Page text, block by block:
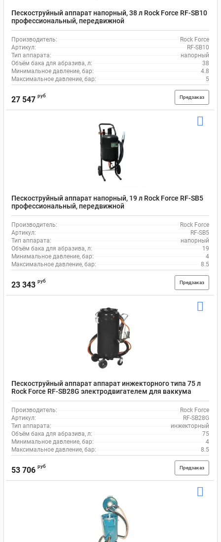
Пескоструйный аппарат напорный, 38 л Rock Force RF-SB10
профессиональный, передвижной
Производитель:
Rock Force
Артикул:
RF-SB10
Тип аппарата:
напорный
Объём бака для абразива, л:
38
Минимальное давление, бар:
4.8
Максимальное давление, бар:
5
27 547 руб Предзаказ
Пескоструйный аппарат напорный, 19 л Rock Force RF-SB5
профессиональный, передвижной
Производитель:
Rock Force
Артикул:
RF-SB5
Тип аппарата:
напорный
Объём бака для абразива, л:
19
Минимальное давление, бар:
4
Максимальное давление, бар:
8.5
23 343 руб Предзаказ
Пескоструйный аппарат аппарат инжекторного типа 75 л
Rock Force RF-SB28G электродвигателем для ваккума
Производитель:
Rock Force
Артикул:
RF-SB28G
Тип аппарата:
инжекторный
Объём бака для абразива, л:
75
Минимальное давление, бар:
4
Максимальное давление, бар:
8.5
53 706 руб Предзаказ